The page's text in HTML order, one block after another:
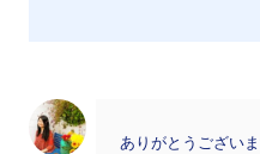
ありがとうござい